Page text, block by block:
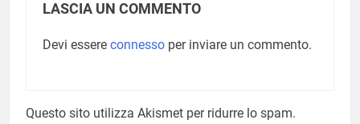
LASCIA UN COMMENTO
Devi essere connesso per inviare un commento.
Questo sito utilizza Akismet per ridurre lo spam.